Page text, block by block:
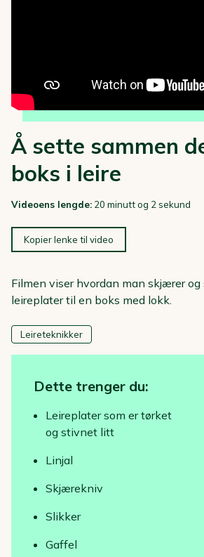
Å sette sammen
boks i leire
Videoens lengde: 20 minutt og 2 sekund
Kopier lenke til video
Filmen viser hvordan man skjærer
leireplater til en boks med lokk.
Leireteknikker
Dette trenger du:
Leireplater som er tørket
og stivnet litt
Linjal
Skjærekniv
Slikker
Gaffel